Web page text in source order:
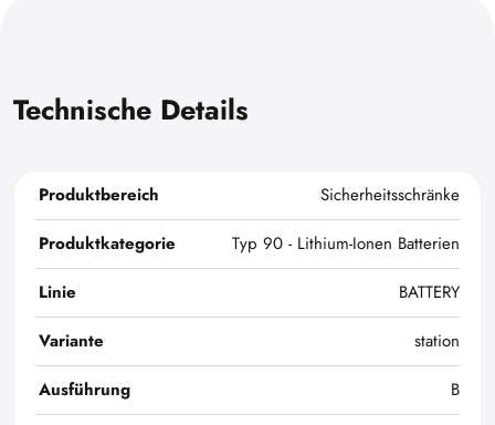
Technische Details
Produktbereich
Sicherheitsschränke
Produktkategorie
Typ 90 - Lithium-Ionen Batterien
Linie
BATTERY
Variante
station
Ausführung
B